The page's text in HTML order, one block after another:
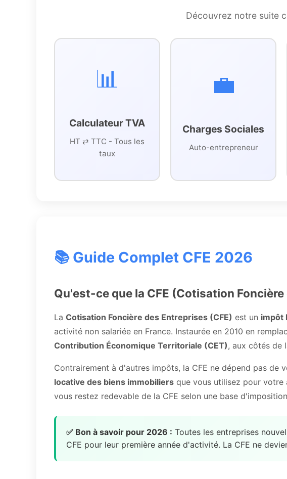
Découvrez notre suite
📊
Calculateur TVA
HT ⇄ TTC - Tous les
taux
💼
Charges Sociales
Auto-entrepreneur
📚 Guide Complet CFE 2026
Qu'est-ce que la CFE (Cotisation
La Cotisation Foncière des Entreprises (CFE) est un impôt
activité non salariée en France. Instaurée en 2010 en
Contribution Économique Territoriale (CET), aux côtés de
Contrairement à d'autres impôts, la CFE ne dépend pas
locative des biens immobiliers que vous utilisez pour votre
vous restez redevable de la CFE selon une base
✅ Bon à savoir pour 2026 : Toutes les entreprises
CFE pour leur première année d'activité. La CFE ne